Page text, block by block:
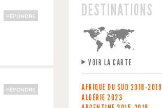
RÉPONDRE
RÉPONDRE
DESTINATIONS
VOIR LA CARTE
AFRIQUE DU SUD 2018-2019
ALGÉRIE 2023